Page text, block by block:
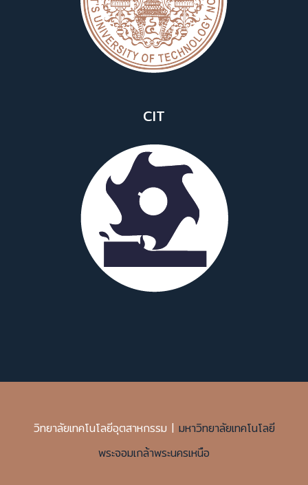
CIT
วิทยาลัยเทคโนโลยีอุตสาหกรรม | มหาวิทยาลัยเทคโนโลยี
พระจอมเกล้าพระนครเหนือ